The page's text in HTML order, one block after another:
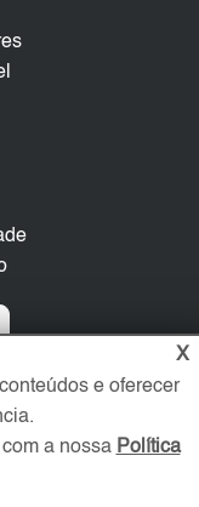
X
e oferecer
a nossa Política